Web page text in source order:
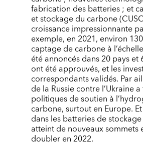
fabrication des batteries ; et
et stockage du carbone
croissance impressionnante
exemple, en 2021, environ
captage de carbone à
été annoncés dans 20 pays et
ont été approuvés, et les
correspondants validés. Par
de la Russie contre l’Ukraine
politiques de soutien à
carbone, surtout en Europe.
dans les batteries de
atteint de nouveaux sommets
doubler en 2022.